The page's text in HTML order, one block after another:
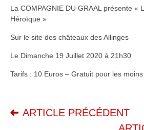
La COMPAGNIE DU GRAAL présente «
Héroïque »
Sur le site des châteaux des Allinges
Le Dimanche 19 Juillet 2020 à 21h30
Tarifs : 10 Euros – Gratuit pour les moins
ARTICLE PRÉCÉDENT